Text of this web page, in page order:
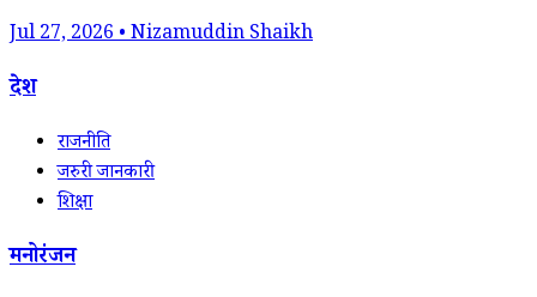
Jul 27, 2026 • Nizamuddin Shaikh
देश
राजनीति
जरुरी जानकारी
शिक्षा
मनोरंजन